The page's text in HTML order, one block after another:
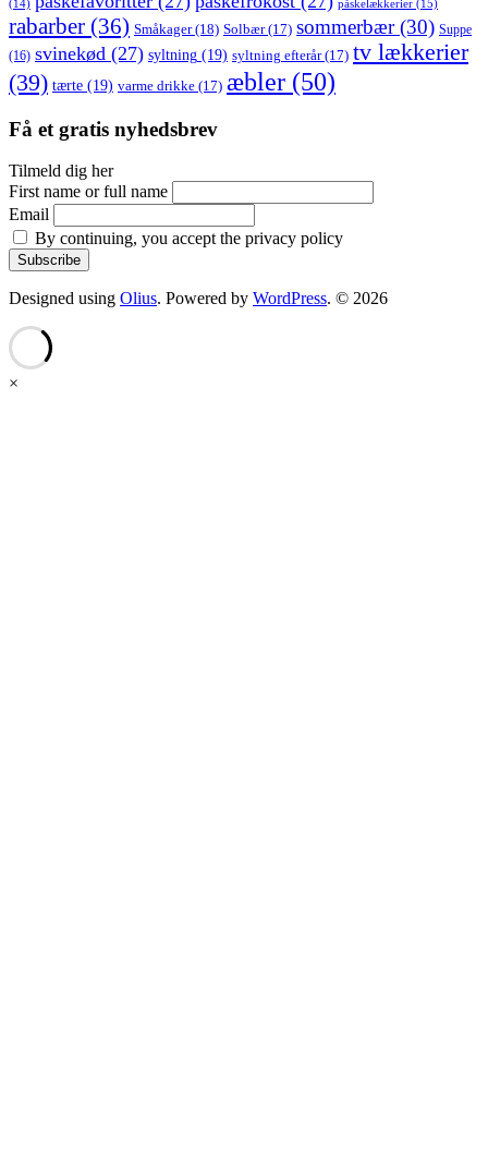
(14) påskelækkerier (15)
rabarber (36) Småkager(18) Solbær(17) sommerbær(30) Suppe
(16) svinekød (27) syltning (19) syltning efterår(17) tv lækkerier
(39) tærte (19) varme drikke (17) æbler (50)
Få et gratis nyhedsbrev
Tilmeld dig her
First name or full name
Email
By continuing, you accept the privacy policy
Designed using Olius. Powered by WordPress. © 2026
×